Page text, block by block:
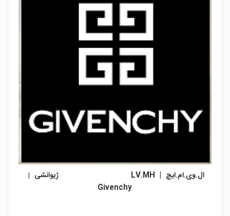
ال.وی.ام.ایچ | LV.MH ژیوانشی
|
Givenchy